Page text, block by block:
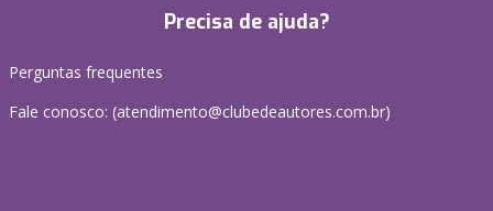
Precisa de ajuda?
Perguntas frequentes
Fale conosco: (atendimento@clubedeautores.com.br)